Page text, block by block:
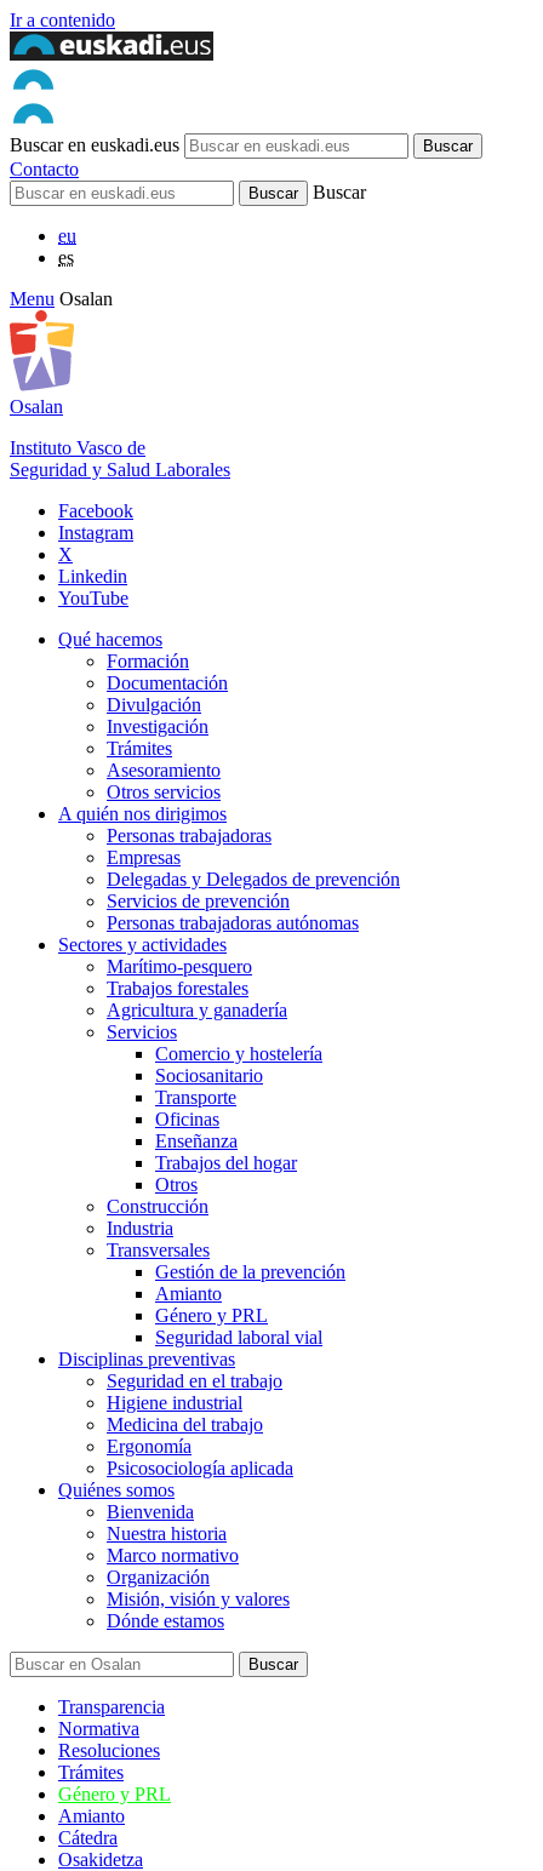
Ir a contenido
Buscar en euskadi.eus
Contacto
Buscar
eu
es
Menu Osalan
Osalan
Instituto Vasco de
Seguridad y Salud Laborales
Facebook
Instagram
X
Linkedin
YouTube
Qué hacemos
Formación
Documentación
Divulgación
Investigación
Trámites
Asesoramiento
Otros servicios
A quién nos dirigimos
Personas trabajadoras
Empresas
Delegadas y Delegados de prevención
Servicios de prevención
Personas trabajadoras autónomas
Sectores y actividades
Marítimo-pesquero
Trabajos forestales
Agricultura y ganadería
Servicios
Comercio y hostelería
Sociosanitario
Transporte
Oficinas
Enseñanza
Trabajos del hogar
Otros
Construcción
Industria
Transversales
Gestión de la prevención
Amianto
Género y PRL
Seguridad laboral vial
Disciplinas preventivas
Seguridad en el trabajo
Higiene industrial
Medicina del trabajo
Ergonomía
Psicosociología aplicada
Quiénes somos
Bienvenida
Nuestra historia
Marco normativo
Organización
Misión, visión y valores
Dónde estamos
Transparencia
Normativa
Resoluciones
Trámites
Género y PRL
Amianto
Cátedra
Osakidetza